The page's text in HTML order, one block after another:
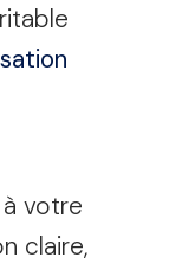
votre
claire,